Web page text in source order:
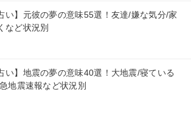
い】元彼の夢の意味55選！友達/嫌な気分/家
など状況別
い】地震の夢の意味40選！大地震/寝ている
地震速報など状況別